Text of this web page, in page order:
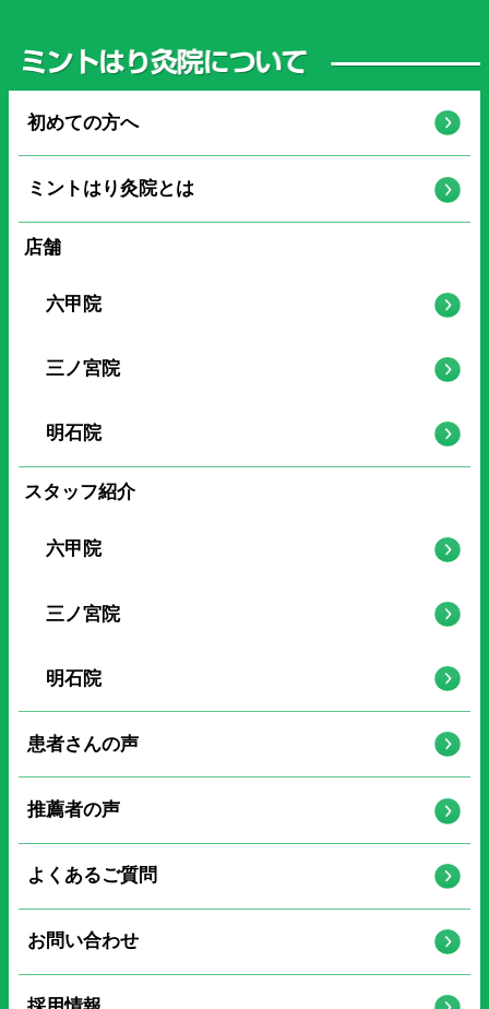
初めての方へ
ミントはり灸院とは
店舗
六甲院
三ノ宮院
明石院
スタッフ紹介
六甲院
三ノ宮院
明石院
患者さんの声
推薦者の声
よくあるご質問
お問い合わせ